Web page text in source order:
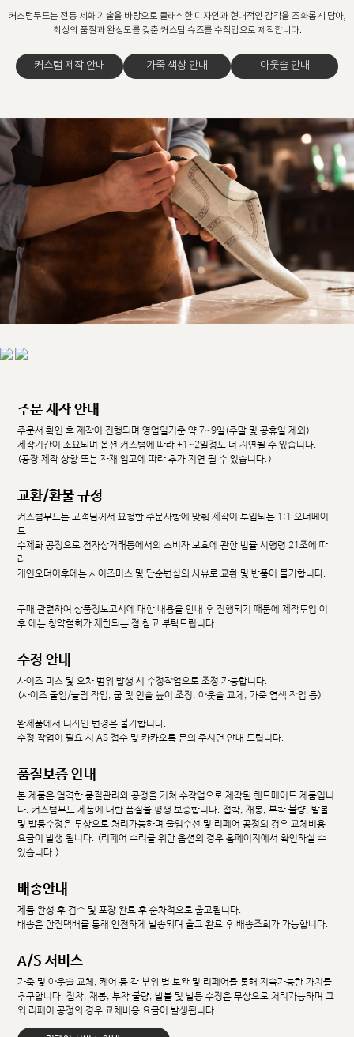
커스텀무드는 전통 제화 기술을 바탕으로 클래식한 디자인과 현대적인 감각을 조화롭게 담아,
최상의 품질과 완성도를 갖춘 커스텀 슈즈를 수작업으로 제작합니다.
커스텀 제작 안내 가죽 색상 안내 아웃솔 안내
주문 제작 안내
주문서 확인 후 제작이 진행되며 영업일기준 약 7~9일(주말 및 공휴일 제외)
제작기간이 소요되며 옵션 커스텀에 따라 +1~2일정도 더 지연될 수 있습니다.
(공장 제작 상황 또는 자재 입고에 따라 추가 지연 될 수 있습니다.)
교환/환불 규정
커스텀무드는 고객님께서 요청한 주문사항에 맞춰 제작이 투입되는 1:1 오더메이
드
수제화 공정으로 전자상거래등에서의 소비자 보호에 관한 법률 시행령 21조에 따
라
개인오더이후에는 사이즈미스 및 단순변심의 사유로 교환 및 반품이 불가합니다.
구매 관련하여 상품정보고시에 대한 내용을 안내 후 진행되기 때문에 제작투입 이
후 에는 청약철회가 제한되는 점 참고 부탁드립니다.
수정 안내
사이즈 미스 및 오차 범위 발생 시 수정작업으로 조정 가능합니다.
(사이즈 줄임/늘림 작업, 굽 및 인솔 높이 조정, 아웃솔 교체, 가죽 염색 작업 등)
완제품에서 디자인 변경은 불가합니다.
수정 작업이 필요 시 AS 접수 및 카카오톡 문의 주시면 안내 드립니다.
품질보증 안내
본 제품은 엄격한 품질관리와 공정을 거쳐 수작업으로 제작된 핸드메이드 제품입니
다. 커스텀무드 제품에 대한 품질을 평생 보증합니다. 접착, 재봉, 부착 불량, 발볼
및 발등수정은 무상으로 처리가능하며 줄임수선 및 리페어 공정의 경우 교체비용
요금이 발생 됩니다. (리페어 수리를 위한 옵션의 경우 홈페이지에서 확인하실 수
있습니다.)
배송안내
제품 완성 후 검수 및 포장 완료 후 순차적으로 출고됩니다.
배송은 한진택배를 통해 안전하게 발송되며 출고 완료 후 배송조회가 가능합니다.
A/S 서비스
가죽 및 아웃솔 교체, 케어 등 각 부위 별 보완 및 리페어를 통해 지속가능한 가치를
추구합니다. 접착, 재봉, 부착 불량, 발볼 및 발등 수정은 무상으로 처리가능하며 그
외 리페어 공정의 경우 교체비용 요금이 발생됩니다.